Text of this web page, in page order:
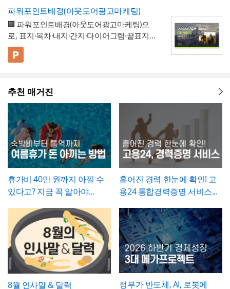
정" 등 적정 수준으로 기재하는 것이 일반적이
며, 필요한 경우에만 구체적인 사유를 명시하
는 것이 좋습니다. 이 확인서를 발급한 이후에
는 반드시 4대보험 관련 신고(납부예외 신청
등)가 함께 이루어졌는지 확인하고, 급여대장
두 명확히 인지하고 있어야 합니다.
고란에 그 사유를 구체적으로 남겨, 나중에 왜
수량 차이가 발생했는지 근거를 확인할 수 있
도록 하는 것이 중요합니다. 특이사항란에는
배선 등)과 그에 대한 처리 결과를 함께 기록
랍니다. 하자여부는 실제 현장 점검 결과에 따
용을 구체적으로 기재해 향후 보수 책임의 근
거로 삼을 수 있도록 하는 것이 좋습니다. 마
지막으로 발주처와 시공사 양측의 서명은 실
제 현장 검수에 참여한 담당자가 직접 하도록
하여, 이 확인서가 형식적 서류가 아니라 실질
적인 검증을 거친 문서로서의 효력을 갖도록
관리하시기 바랍니다.
개선 과제를 하나의 표준 양식으로 통일 관리
가능
- 현황 및 문제점 섹션을 현황과 문제점으로
나누어 구성해, 단순 현상 나열이 아니라
개선이 필요한지 논리적 인과관계를 명확히
제시
- 개선 목표와 기대효과를 구분해, 무엇을 이
룰 것인지(목표)와 그 결과 무엇이 좋아지는지
(효과)를 별도로 서술함으로써 보고받는 결재
권자가
- 단계별 실행 계획표에 담당자와 주차별 일정
(0월0주~0월0주)을 매트릭스 형태로 배치해,
측면에서도 함께 검토
💡 작성 팁
개선 계획서는 현황과 문제점을 최대한 구체
적인 수치로 제시하는 것이 설득력의 핵심
입
니다. "노후화되었다", "느리다"처럼 막연한
표현 대신 실제 사용연수, 장애 발생 빈도, 소
요 시간 등 정량적 근거를 제시하면 개선의 필
요성이 훨씬 명확하게 전달됩니다. 개선 목표
는 문제점에서 언급한 리스크가 해소되는 방
향으로 구체적으로 서술하고, 기대효과는 가
능한 한 수치화(업무시간 단축 몇 시간, 만족
도 개선 등)해 목표와의 인과관계가 드러나도
록 작성하는 것이 좋습니다.
파워포인트배경(아웃도어광고마케팅)
🏢 파워포인트배경(아웃도어광고마케팅)으
로, 표지·목차·내지·간지·다이어그램·끝표지로
구성된 비즈니스 프레젠테이션 템플릿입니
다. 블랙 배경과 강렬한 라임그린 포인트 컬러
보를 전달할 수 있도록 디자인되었습니다. 내
지는 깔끔한 그레이 톤으로 정리되어 있어 복
잡한 내용도 가독성 있게 담을 수 있으며, 아
웃도어 광고 마케팅 제안서부터 미디어 매체
소개서, 광고 캠페인 기획안, 브랜드 마케팅
전략서까지 다양한 문서를 보기 쉽게 제작할
수 있습니다. 광고대행사의 옥외광고 매체 소
개, 브랜드의 캠페인 기획 발표, 마케팅 대행
제안, 미디어 플래닝 보고 자료 등 실무에 필
요한 내용을 효과적으로 정리할 수 있으며, 광
광고 업체 등 다양한 분야에서 활용하기 좋습
니다. 특히 임팩트 있고 트렌디한 톤으로 크리
에이티브한 인상을 남겨야 하는 실무자와 기
획자에게 추천하는 템플릿입니다.
💡 사용 꿀팁
케팅 대행 제안서 등으로 다양하게 활용할 수
있습니다.
▪️ 다이어그램 페이지를 활용하면 캠페인 진행
프로세스, 매체 집행 일정, 성과 지표 등을 한
눈에 보기 쉽게 정리할 수 있습니다.
▪️ 문구와 이미지 교체만으로 옥외광고 매체 제
안서, 브랜드 마케팅 전략서, 광고 실적 보고
자료 등 다양한 주제로 응용 가능합니다.
▪️ 블랙&라임그린의 강렬한 컬러 대비 덕분에
발표 자료를 만들 때 감각적이고 임팩트 있는
인상을 남길 수 있습니다.
* 해당 템플릿에 사용된 폰트는 [ Cafe24 PRO
Slim Max ] 입니다.
폰트가 없을 경우 기본 폰트로 보입니다.
* 폰트는 따로 제공되지 않으므로 다운로드
파워포인트 > 배경템플릿 > 비즈니스/금융
배경템플릿 12P
추천 매거진
휴가비 40만 원까지 아낄 수
있다고? 지금 꼭 알아야...
흩어진 경력 한눈에 확인! 고
용24 통합경력증명 서비스...
8월 인사말 & 달력 정부가 반도체, AI, 로봇에